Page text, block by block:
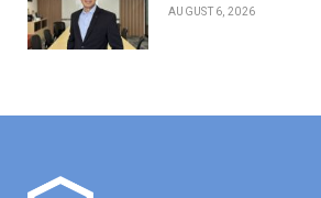
AUGUST 6, 2026